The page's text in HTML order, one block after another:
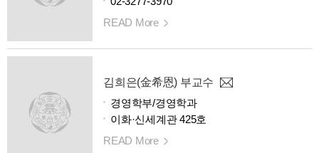
READ More
김희은(金希恩) 부교수
경영학부/경영학과
이화·신세계관 425호
READ More